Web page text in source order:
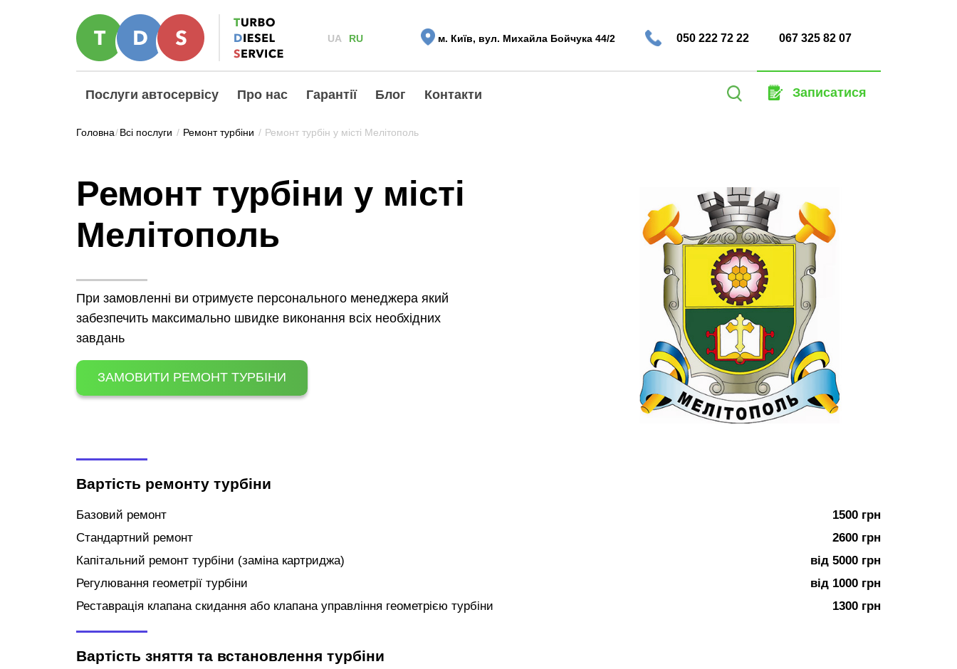
RU
UA м. Київ, вул. Михайла Бойчука 44/2 050 222 72 22 067 325 82 07
Послуги автосервісу Про нас Гарантії Блог Контакти
Пошук: Записатися
Головна/Всі послуги / Ремонт турбіни / Ремонт турбін у місті Мелітополь
Ремонт турбіни у місті
Мелітополь
При замовленні ви отримуєте персонального менеджера який
забезпечить максимально швидке виконання всіх необхідних
завдань
ЗАМОВИТИ РЕМОНТ ТУРБІНИ
Вартість ремонту турбіни
Базовий ремонт
1500 грн
Стандартний ремонт
2600 грн
Капітальний ремонт турбіни (заміна картриджа)
від 5000 грн
Регулювання геометрії турбіни
від 1000 грн
Реставрація клапана скидання або клапана управління геометрією турбіни
1300 грн
Вартість зняття та встановлення турбіни